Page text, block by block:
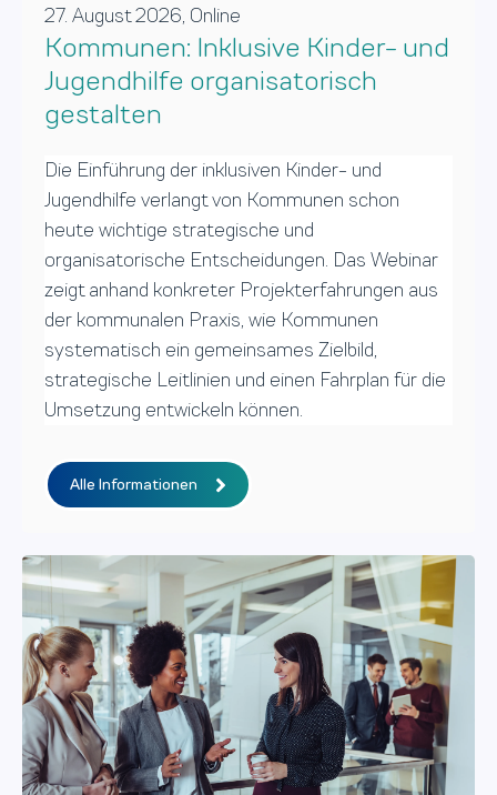
27. August 2026, Online
Kommunen: Inklusive Kinder- und
Jugendhilfe organisatorisch
gestalten
Die Einführung der inklusiven Kinder- und
Jugendhilfe verlangt von Kommunen schon
heute wichtige strategische und
organisatorische Entscheidungen. Das Webinar
zeigt anhand konkreter Projekterfahrungen aus
der kommunalen Praxis, wie Kommunen
systematisch ein gemeinsames Zielbild,
strategische Leitlinien und einen Fahrplan für die
Umsetzung entwickeln können.
Alle Informationen